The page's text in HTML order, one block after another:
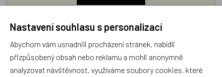
Recenze v detailu produktu a texty od zákazníků v poradně
odrážejí výhradně názory a stanoviska zákazníků. Provozovatel
e-shopu Dráček.cz texty zákazníků předem neschvaluje ani
neověřuje.
Nastavení souhlasu s personalizací
Abychom vám usnadnili procházení stránek, nabídli
přizpůsobený obsah nebo reklamu a mohli anonymně
analyzovat návštěvnost, využíváme soubory cookies, které